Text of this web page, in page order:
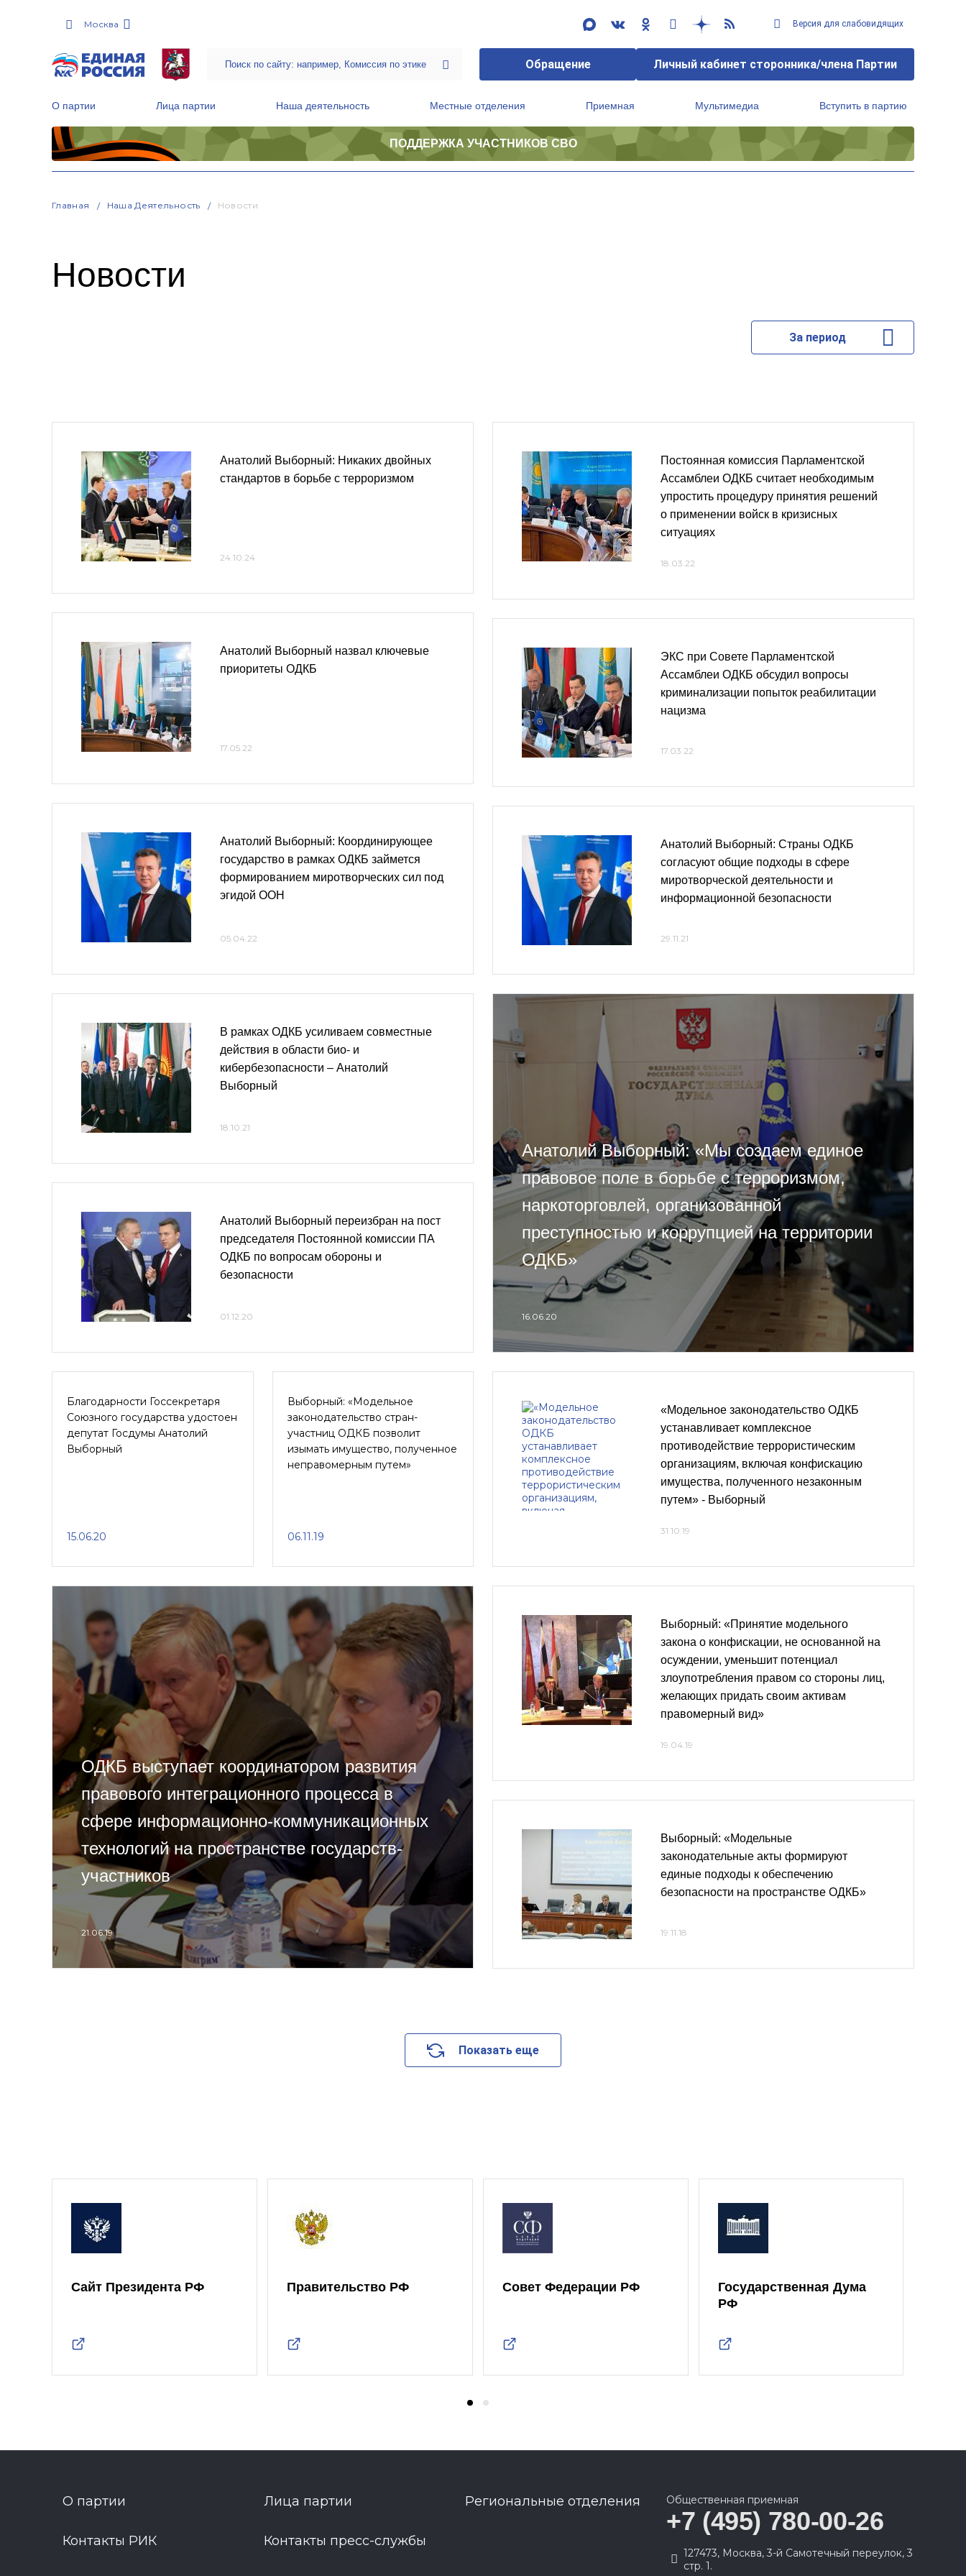
Москва Версия для слабовидящих
Обращение Личный кабинет сторонника/члена Партии
О партии Лица партии Наша деятельность Местные отделения Приемная Мультимедиа Вступить в партию
ПОДДЕРЖКА УЧАСТНИКОВ СВО
Главная Наша Деятельность Новости
Новости
За период
Анатолий Выборный: Никаких двойных
стандартов в борьбе с терроризмом
24.10.24
Анатолий Выборный назвал ключевые
приоритеты ОДКБ
17.05.22
Анатолий Выборный: Координирующее
государство в рамках ОДКБ займется
формированием миротворческих сил под
эгидой ООН
05.04.22
Постоянная комиссия Парламентской
Ассамблеи ОДКБ считает необходимым
упростить процедуру принятия решений
о применении войск в кризисных
ситуациях
18.03.22
ЭКС при Совете Парламентской
Ассамблеи ОДКБ обсудил вопросы
криминализации попыток реабилитации
нацизма
17.03.22
Анатолий Выборный: Страны ОДКБ
согласуют общие подходы в сфере
миротворческой деятельности и
информационной безопасности
29.11.21
В рамках ОДКБ усиливаем совместные
действия в области био- и
кибербезопасности – Анатолий
Выборный
18.10.21
Анатолий Выборный переизбран на пост
председателя Постоянной комиссии ПА
ОДКБ по вопросам обороны и
безопасности
01.12.20
Анатолий Выборный: «Мы создаем единое
правовое поле в борьбе с терроризмом,
наркоторговлей, организованной
преступностью и коррупцией на территории
ОДКБ»
16.06.20
Благодарности Госсекретаря
Союзного государства удостоен
депутат Госдумы Анатолий
Выборный
15.06.20
Выборный: «Модельное
законодательство стран-
участниц ОДКБ позволит
изымать имущество, полученное
неправомерным путем»
06.11.19
«Модельное законодательство ОДКБ
устанавливает комплексное
противодействие террористическим
организациям, включая конфискацию
имущества, полученного незаконным
путем» - Выборный
31.10.19
ОДКБ выступает координатором развития
правового интеграционного процесса в
сфере информационно-коммуникационных
технологий на пространстве государств-
участников
21.06.19
Выборный: «Принятие модельного
закона о конфискации, не основанной на
осуждении, уменьшит потенциал
злоупотребления правом со стороны лиц,
желающих придать своим активам
правомерный вид»
19.04.19
Выборный: «Модельные
законодательные акты формируют
единые подходы к обеспечению
безопасности на пространстве ОДКБ»
19.11.18
Показать еще
Сайт Президента РФ Правительство РФ Совет Федерации РФ
Государственная Дума
РФ
О партии Лица партии Региональные отделения
Контакты РИК Контакты пресс-службы
Общественная приемная
+7 (495) 780-00-26
127473, Москва, 3-й Самотечный переулок, 3
стр. 1.